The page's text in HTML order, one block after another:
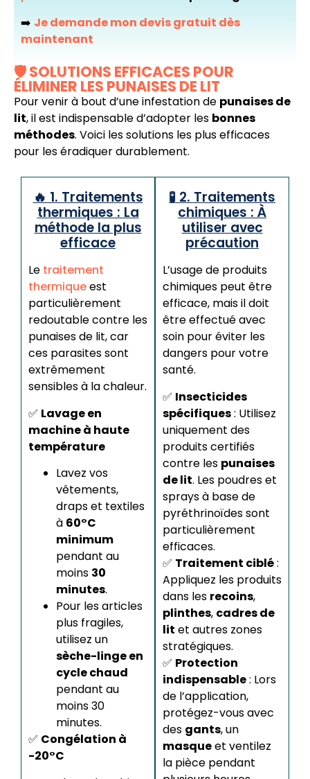
➡️ Je demande mon devis gratuit dès
maintenant
🛡️ SOLUTIONS EFFICACES POUR
ÉLIMINER LES PUNAISES DE LIT
Pour venir à bout d’une infestation de punaises de
lit, il est indispensable d’adopter les bonnes
méthodes. Voici les solutions les plus efficaces
pour les éradiquer durablement.
🔥 1. Traitements
thermiques : La
méthode la plus
efficace
Le traitement
thermiqueest
particulièrement
redoutable contre les
punaises de lit, car
ces parasites sont
extrêmement
sensibles à la chaleur.
✅ Lavage en
machine à haute
température
Lavez vos
vêtements,
draps et textiles
à 60°C
minimum
pendant au
moins 30
minutes.
Pour les articles
plus fragiles,
utilisez un
sèche-linge en
cycle chaud
pendant au
moins 30
minutes.
✅ Congélation à
-20°C
🧪 2. Traitements
chimiques : À
utiliser avec
précaution
L’usage de produits
chimiques peut être
efficace, mais il doit
être effectué avec
soin pour éviter les
dangers pour votre
santé.
✅ Insecticides
spécifiques: Utilisez
uniquement des
produits certifiés
contre les punaises
de lit. Les poudres et
sprays à base de
pyréthrinoïdes sont
particulièrement
efficaces.
✅ Traitement ciblé:
Appliquez les produits
dans les recoins,
plinthes, cadres de
lit et autres zones
stratégiques.
✅ Protection
indispensable: Lors
de l’application,
protégez-vous avec
des gants, un
masqueet ventilez
la pièce pendant